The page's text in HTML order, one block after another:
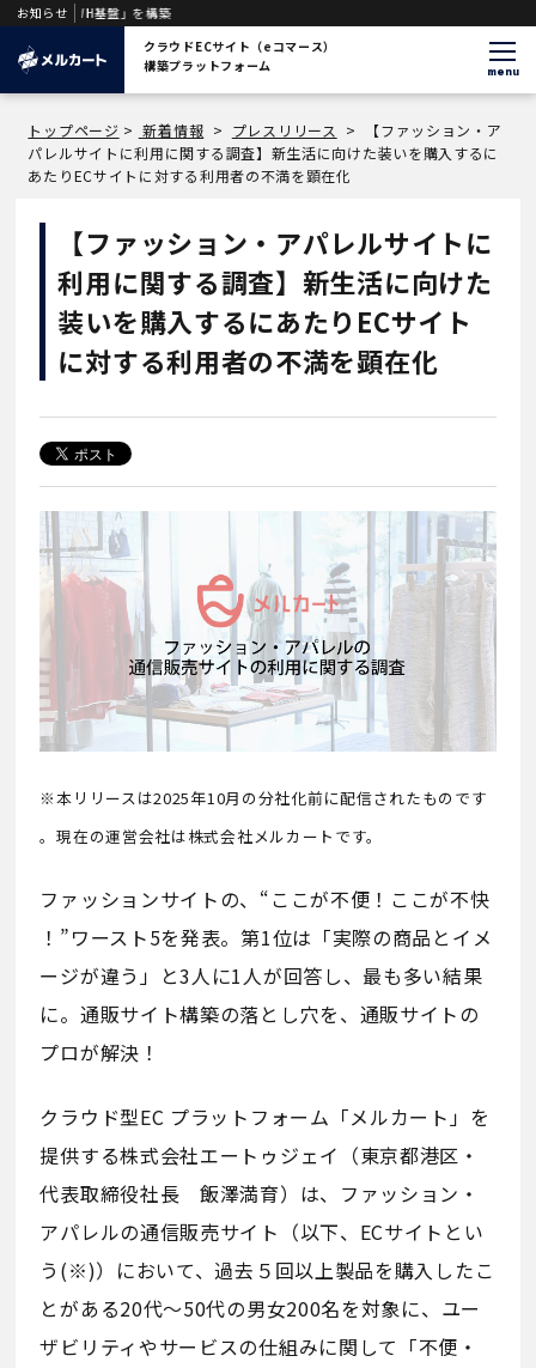
お知らせ
基盤」を構築
クラウドECサイト（eコマース）
構築プラットフォーム
menu
トップページ > 新着情報 > プレスリリース >
【ファッション・ア
パレルサイトに利用に関する調査】新生活に向けた装いを購入するに
あたりECサイトに対する利用者の不満を顕在化
【ファッション・アパレルサイトに
利用に関する調査】新生活に向けた
装いを購入するにあたりECサイト
に対する利用者の不満を顕在化
※本リリースは2025年10月の分社化前に配信されたものです
。現在の運営会社は株式会社メルカートです。
ファッションサイトの、“ここが不便！ここが不快
！”ワースト5を発表。第1位は「実際の商品とイメ
ージが違う」と3人に1人が回答し、最も多い結果
に。通販サイト構築の落とし穴を、通販サイトの
プロが解決！
クラウド型EC プラットフォーム「メルカート」を
提供する株式会社エートゥジェイ（東京都港区・
代表取締役社長 飯澤満育）は、ファッション・
アパレルの通信販売サイト（以下、ECサイトとい
う(※)）において、過去５回以上製品を購入したこ
とがある20代～50代の男女200名を対象に、ユー
ザビリティやサービスの仕組みに関して「不便・